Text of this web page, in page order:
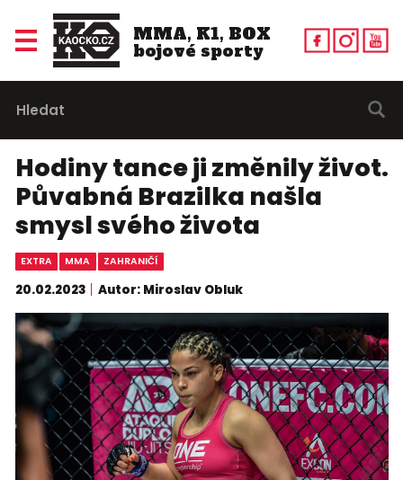
MMA, K1, BOX
bojové sporty
Hodiny tance ji změnily život.
Půvabná Brazilka našla
smysl svého života
EXTRA MMA ZAHRANIČÍ
20.02.2023 Autor: Miroslav Obluk